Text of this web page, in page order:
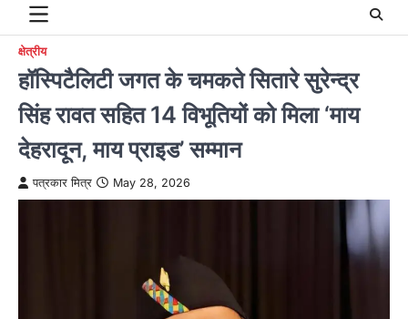
क्षेत्रीय
हॉस्पिटैलिटी जगत के चमकते सितारे सुरेन्द्र
सिंह रावत सहित 14 विभूतियों को मिला ‘माय
देहरादून, माय प्राइड’ सम्मान
पत्रकार मित्र May 28, 2026